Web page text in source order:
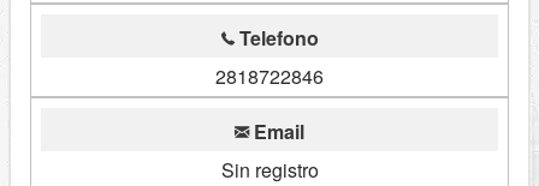
Telefono
2818722846
Email
Sin registro